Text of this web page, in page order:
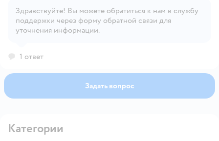
Открыть вопрос
Здравствуйте! Вы можете обратиться к нам в службу
поддержки через форму обратной связи для
уточнения информации.
1 ответ
Задать вопрос
Категории